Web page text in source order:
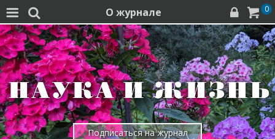
  О журнале   0
Подписаться на журнал